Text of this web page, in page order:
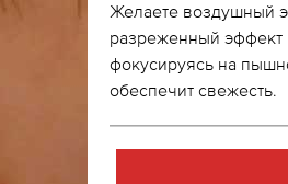
Желаете воздушный
разреженный
фокусируясь на
обеспечит свежесть.